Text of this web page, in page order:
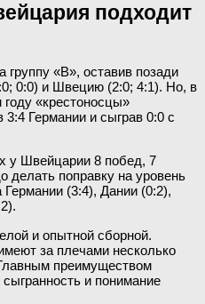
подходит
«В», оставив позади
0:0) и Швецию (2:0; 4:1). Но, в
году «крестоносцы»
3:4 Германии и сыграв 0:0 с
у Швейцарии 8 побед, 7
делать поправку на уровень
(3:4), Дании (0:2),
и опытной сборной.
за плечами несколько
преимуществом
и понимание